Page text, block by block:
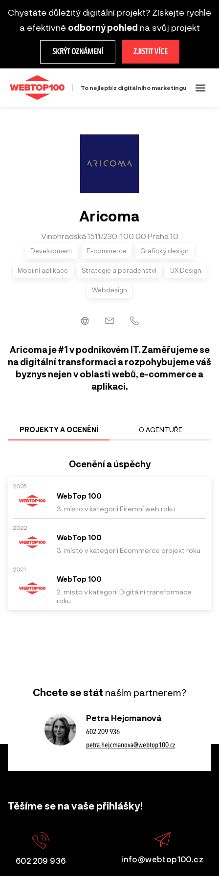
Chystáte důležitý digitální projekt? Získejte rychle
a efektivně odborný pohled na svůj projekt
SKRÝT OZNÁMENÍ ZJISTIT VÍCE
To nejlepší z digitálního marketingu
Aricoma
Vinohradská 1511/230, 100 00 Praha 10
Development E-commerce Grafický design
Mobilní aplikace Strategie a poradenství UX Design
Webdesign
Aricoma je #1 v podnikovém IT. Zaměřujeme se
na digitální transformaci a rozpohybujeme váš
byznys nejen v oblasti webů, e-commerce a
aplikací.
PROJEKTY A OCENĚNÍ O AGENTUŘE
Ocenění a úspěchy
2025
WebTop 100
3. místo v kategorii Firemní web roku
2022
WebTop 100
3. místo v kategorii Ecommerce projekt roku
2021
WebTop 100
2. místo v kategorii Digitální transformace
roku
Chcete se stát naším partnerem?
Petra Hejcmanová
602 209 936
petra.hejcmanova@webtop100.cz
Těšíme se na vaše přihlášky!
602 209 936 info@webtop100.cz